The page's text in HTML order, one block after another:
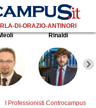
DI-ORAZIO-ANTINORI
Rinaldi
I Professionisti Controcampus